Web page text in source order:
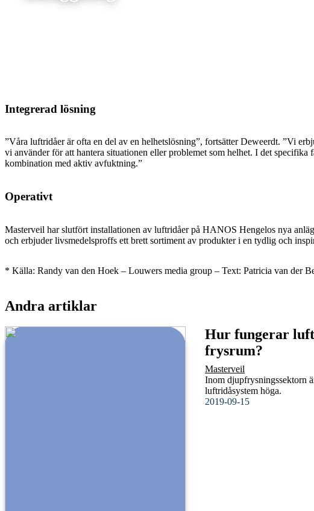
Integrerad lösning
”Våra luftridåer är ofta en del av en helhetslösning”, fortsätter Deweerdt. ”Vi
vi använder för att hantera situationen eller problemet som helhet. I det
kombination med aktiv avfuktning.”
Operativt
Masterveil har slutfört installationen av luftridåer på HANOS Hengelos nya
och erbjuder livsmedelsproffs ett brett sortiment av produkter i en tydlig och
* Källa: Randy van den Hoek – Louwers media group – Text: Patricia van der
Andra artiklar
Hur fungerar
frysrum?
Masterveil
Inom djupfrysningssektorn
luftridåsystem höga.
2019-09-15